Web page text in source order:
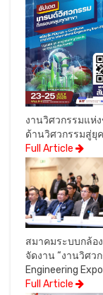
งานวิศวกรรมแห่
ด้านวิศวกรรมสู่ยุ
Full Article
สมาคมระบบกล้อ
จัดงาน “งานวิศว
Engineering
Full Article